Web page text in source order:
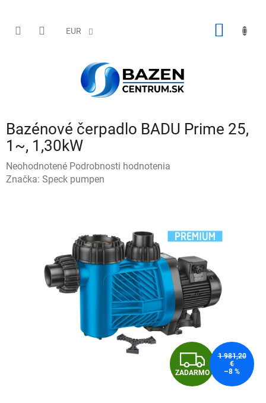
obsah
EUR
Bazénové čerpadlo BADU Prime 25,
1~, 1,30kW
Priemerné
hodnotenie
Neohodnotené Podrobnosti hodnotenia
Značka: Speck pumpen
Z
A
ZADARMO
1 981,20
€
–8 %